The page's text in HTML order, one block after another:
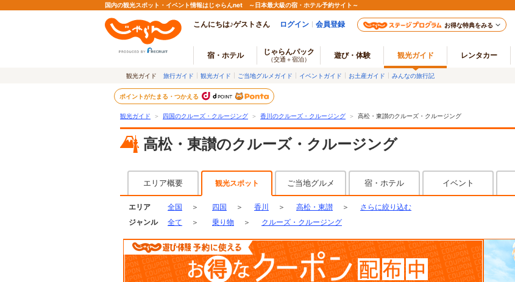
国内の観光スポット・イベント情報はじゃらんnet ～日本最大級の宿・ホテル予約サイト～
こんにちは♪ゲストさん ログイン 会員登録 お得な特典をみる
宿・ホテル じゃらんパック
（交通＋宿泊） 遊び・体験 観光ガイド レンタカー
観光ガイド 旅行ガイド 観光ガイド ご当地グルメガイド イベントガイド お土産ガイド みんなの旅行記
ポイントがたまる・つかえる
観光ガイド ＞ 四国のクルーズ・クルージング ＞ 香川のクルーズ・クルージング ＞ 高松・東讃のクルーズ・クルージング
高松・東讃のクルーズ・クルージング
エリア概要 観光スポット ご当地グルメ 宿・ホテル イベント
エリア 全国 ＞ 四国 ＞ 香川 ＞ 高松・東讃 ＞
さらに絞り込む
ジャンル
全て ＞ 乗り物 ＞ クルーズ・クルージング